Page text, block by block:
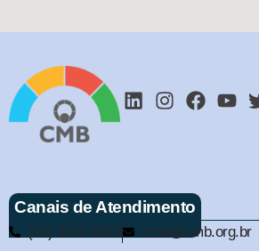
Canais de Atendimento
(61) 3321-9563 cmb@cmb.org.br